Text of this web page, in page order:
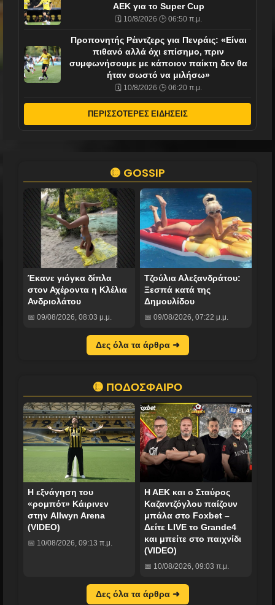
ΑΕΚ για το Super Cup
🗓️ 10/8/2026 🕒 06:50 π.μ.
Προπονητής Ρέιντζερς για Πενράις: «Είναι
πιθανό αλλά όχι επίσημο, πριν
συμφωνήσουμε με κάποιον παίκτη δεν θα
ήταν σωστό να μιλήσω»
🗓️ 10/8/2026 🕒 06:20 π.μ.
ΠΕΡΙΣΣΟΤΕΡΕΣ ΕΙΔΗΣΕΙΣ
🟡 GOSSIP
Έκανε γιόγκα δίπλα
στον Αχέροντα η Κλέλια
Ανδριολάτου
📅 09/08/2026, 08:03 μ.μ.
Τζούλια Αλεξανδράτου:
Ξεσπά κατά της
Δημουλίδου
📅 09/08/2026, 07:22 μ.μ.
Δες όλα τα άρθρα ➜
🟡 ΠΟΔΟΣΦΑΙΡΟ
Η εξνάγηση του
«ρομπότ» Κάιρινεν
στην Allwyn Arena
(VIDEO)
📅 10/08/2026, 09:13 π.μ.
Η ΑΕΚ και ο Σταύρος
Καζαντζόγλου παίζουν
μπάλα στο Foxbet –
Δείτε LIVE το Grande4
και μπείτε στο παιχνίδι
(VIDEO)
📅 10/08/2026, 09:03 π.μ.
Δες όλα τα άρθρα ➜